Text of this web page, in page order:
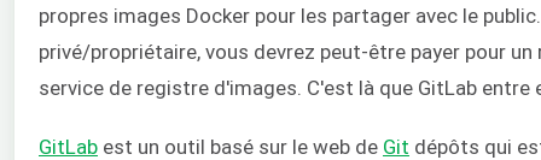
propres images Docker pour les partager avec le
privé/propriétaire, vous devrez peut-être payer pour
service de registre d'images. C'est là que GitLab entre
GitLab est un outil basé sur le web de Git dépôts qui